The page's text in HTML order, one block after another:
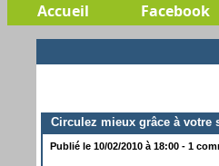
Accueil Facebook
Circulez mieux grâce à votre
Publié le 10/02/2010 à 18:00 - 1